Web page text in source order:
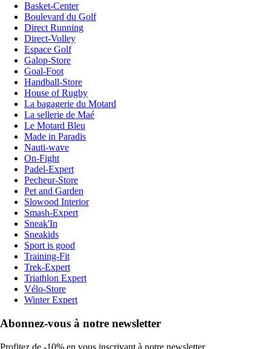
Basket-Center
Boulevard du Golf
Direct Running
Direct-Volley
Espace Golf
Galop-Store
Goal-Foot
Handball-Store
House of Rugby
La bagagerie du Motard
La sellerie de Maé
Le Motard Bleu
Made in Paradis
Nauti-wave
On-Fight
Padel-Expert
Pecheur-Store
Pet and Garden
Slowood Interior
Smash-Expert
Sneak'In
Sneakids
Sport is good
Training-Fit
Trek-Expert
Triathlon Expert
Vélo-Store
Winter Expert
Abonnez-vous à notre newsletter
Profitez de -10% en vous inscrivant à notre newsletter